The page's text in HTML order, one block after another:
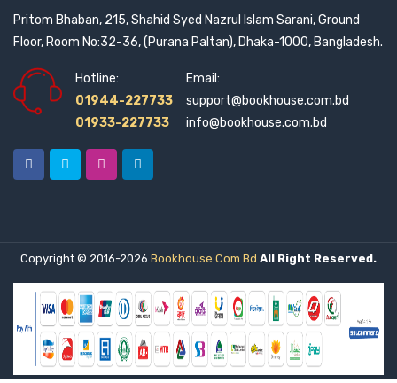
Pritom Bhaban, 215, Shahid Syed Nazrul Islam Sarani, Ground
Floor, Room No:32-36, (Purana Paltan), Dhaka-1000, Bangladesh.
Hotline:
01944-227733
01933-227733
Email:
support@bookhouse.com.bd
info@bookhouse.com.bd
Copyright © 2016-2026 Bookhouse.com.bd All Right Reserved.